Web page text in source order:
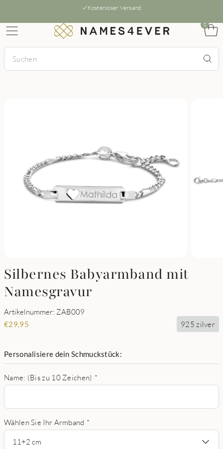
Kostenloser Versand
0
Silbernes Babyarmband mit
Namesgravur
Artikelnummer: ZAB009
€29,95 925 zilver
Personalisiere dein Schmuckstück:
Name: (Bis zu 10 Zeichen) *
Wählen Sie Ihr Armband *
11+2 cm